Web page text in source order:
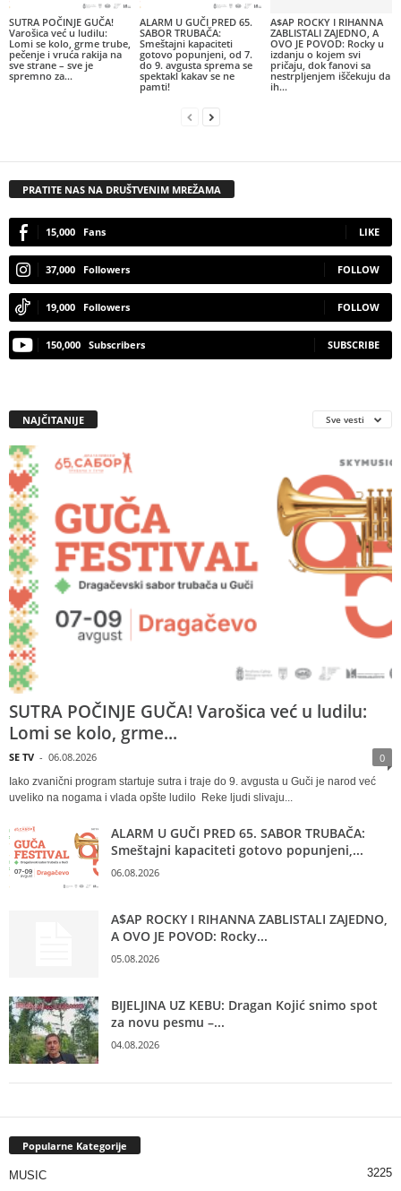
SUTRA POČINJE GUČA!
Varošica već u ludilu:
Lomi se kolo, grme trube,
pečenje i vruća rakija na
sve strane – sve je
spremno za...
ALARM U GUČI PRED 65.
SABOR TRUBAČA:
Smeštajni kapaciteti
gotovo popunjeni, od 7.
do 9. avgusta sprema se
spektakl kakav se ne
pamti!
A$AP ROCKY I RIHANNA
ZABLISTALI ZAJEDNO, A
OVO JE POVOD: Rocky u
izdanju o kojem svi
pričaju, dok fanovi sa
nestrpljenjem iščekuju da
ih...
PRATITE NAS NA DRUŠTVENIM MREŽAMA
15,000 Fans LIKE
37,000 Followers FOLLOW
19,000 Followers FOLLOW
150,000 Subscribers SUBSCRIBE
NAJČITANIJE Sve vesti
SUTRA POČINJE GUČA! Varošica već u ludilu:
Lomi se kolo, grme...
SE TV - 06.08.2026 0
Iako zvanični program startuje sutra i traje do 9. avgusta u Guči je narod već
uveliko na nogama i vlada opšte ludilo Reke ljudi slivaju...
ALARM U GUČI PRED 65. SABOR TRUBAČA:
Smeštajni kapaciteti gotovo popunjeni,...
06.08.2026
A$AP ROCKY I RIHANNA ZABLISTALI ZAJEDNO,
A OVO JE POVOD: Rocky...
05.08.2026
BIJELJINA UZ KEBU: Dragan Kojić snimo spot
za novu pesmu –...
04.08.2026
Popularne Kategorije
MUSIC 3225